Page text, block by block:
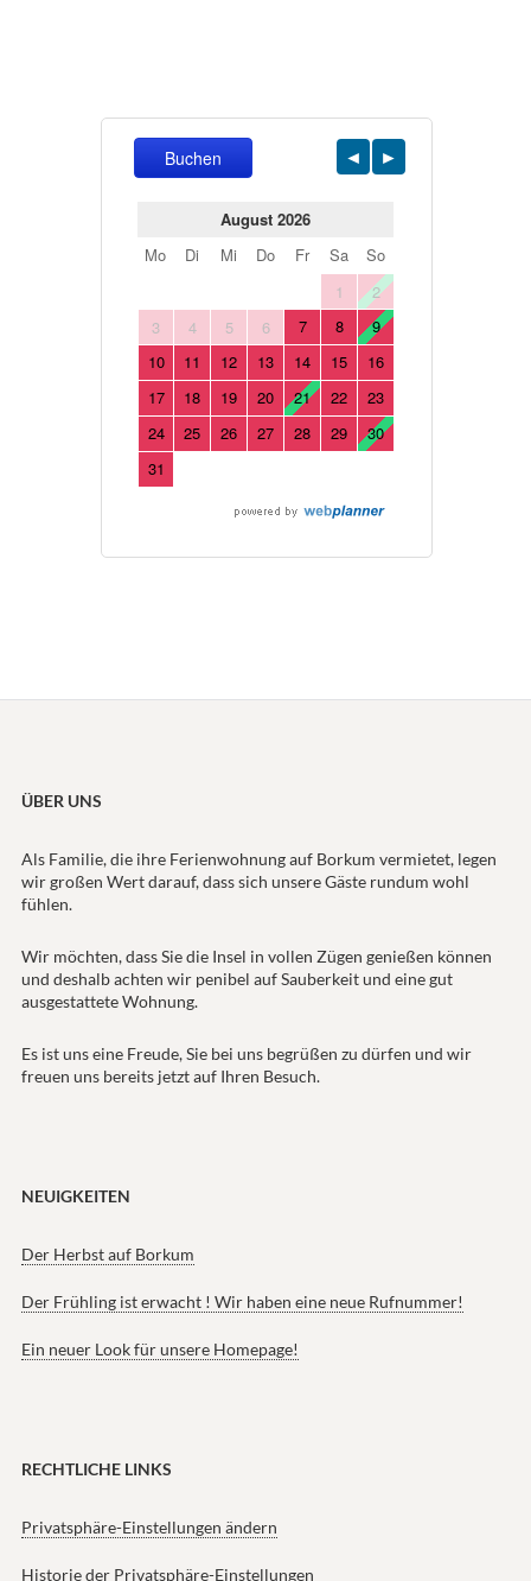
ÜBER UNS
Als Familie, die ihre Ferienwohnung auf Borkum vermietet, legen
wir großen Wert darauf, dass sich unsere Gäste rundum wohl
fühlen.
Wir möchten, dass Sie die Insel in vollen Zügen genießen können
und deshalb achten wir penibel auf Sauberkeit und eine gut
ausgestattete Wohnung.
Es ist uns eine Freude, Sie bei uns begrüßen zu dürfen und wir
freuen uns bereits jetzt auf Ihren Besuch.
NEUIGKEITEN
Der Herbst auf Borkum
Der Frühling ist erwacht ! Wir haben eine neue Rufnummer!
Ein neuer Look für unsere Homepage!
RECHTLICHE LINKS
Privatsphäre-Einstellungen ändern
Historie der Privatsphäre-Einstellungen